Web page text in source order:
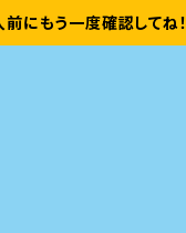
にもう一度確認してね！